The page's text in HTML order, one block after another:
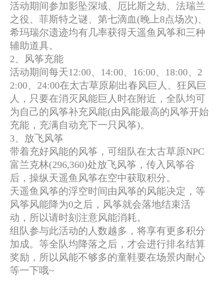
活动期间参加影坠深域、厄比斯之劫、法瑞兰
之役、菲斯特之谜、第七滴血(晚上8点场次)、
希玛瑞尔遗迹均有几率获得天遥鱼风筝和三种
辅助道具。
2、风筝充能
活动期间每天12:00、14:00、16:00、18:00、2
2:00、24:00在太古草原刷出春风巨人、狂风巨
人，只要在消灭风能巨人时在附近，全队均可
为自己的风筝补充风能(由风能最高的风筝开始
充能，充满自动充下一只风筝)。
3、放飞风筝
带着充好风能的风筝，可组队在太古草原NPC
富兰克林(296,360)处放飞风筝，传入风筝谷
后，操纵天遥鱼风筝在空中获取积分。
天遥鱼风筝的浮空时间由风筝的风能决定，等
风筝风能降为0之后，风筝就会落地结束活
动，所以请时刻注意风能消耗。
组队参与此活动的人数越多，将享有更多积分
加成。等全队均降落之后，才会进行排名结算
奖励，所以风能不够多的童鞋要在场景内耐心
等一下哦~